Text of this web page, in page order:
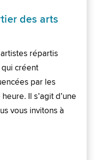
des arts
répartis
créent
par les
Il s’agit d’une
vous invitons à